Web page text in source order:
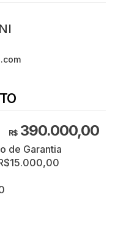
R$390.000,00
de Garantia
15.000,00